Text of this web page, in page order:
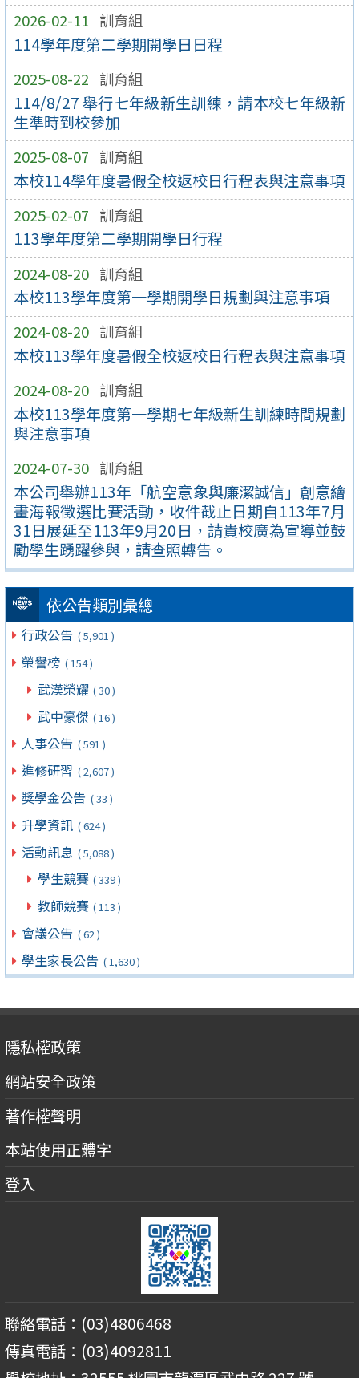
2026-02-11 訓育組
114學年度第二學期開學日日程
2025-08-22 訓育組
114/8/27 舉行七年級新生訓練，請本校七年級新
生準時到校參加
2025-08-07 訓育組
本校114學年度暑假全校返校日行程表與注意事項
2025-02-07 訓育組
113學年度第二學期開學日行程
2024-08-20 訓育組
本校113學年度第一學期開學日規劃與注意事項
2024-08-20 訓育組
本校113學年度暑假全校返校日行程表與注意事項
2024-08-20 訓育組
本校113學年度第一學期七年級新生訓練時間規劃
與注意事項
2024-07-30 訓育組
本公司舉辦113年「航空意象與廉潔誠信」創意繪
畫海報徵選比賽活動，收件截止日期自113年7月
31日展延至113年9月20日，請貴校廣為宣導並鼓
勵學生踴躍參與，請查照轉告。
依公告類別彙總
行政公告 ( 5,901 )
榮譽榜 ( 154 )
武漢榮耀 ( 30 )
武中豪傑 ( 16 )
人事公告 ( 591 )
進修研習 ( 2,607 )
獎學金公告 ( 33 )
升學資訊 ( 624 )
活動訊息 ( 5,088 )
學生競賽 ( 339 )
教師競賽 ( 113 )
會議公告 ( 62 )
學生家長公告 ( 1,630 )
隱私權政策
網站安全政策
著作權聲明
本站使用正體字
登入
聯絡電話：(03)4806468
傳真電話：(03)4092811